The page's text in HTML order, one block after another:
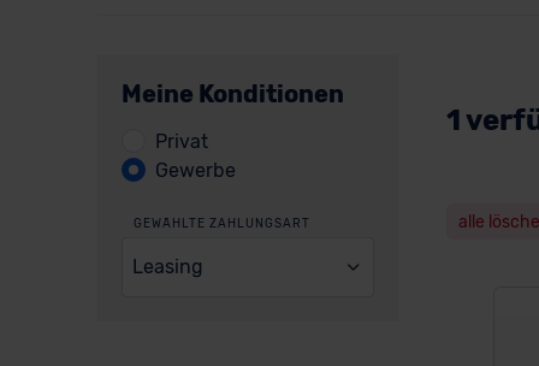
Meine Konditionen
Privat
Gewerbe
GEWÄHLTE ZAHLUNGSART
Leasing
1
alle